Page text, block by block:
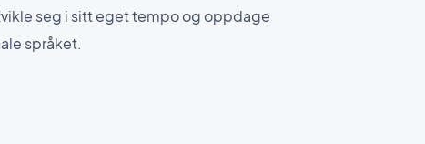
seg i sitt eget tempo og oppdage
språket.